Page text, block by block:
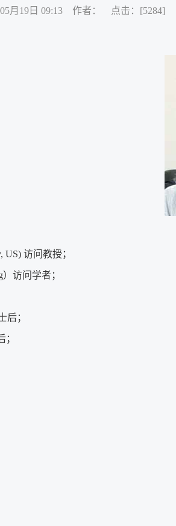
05月19日 09:13 作者： 点击：[5284]
US) 访问教授；
访问学者；
后；
；